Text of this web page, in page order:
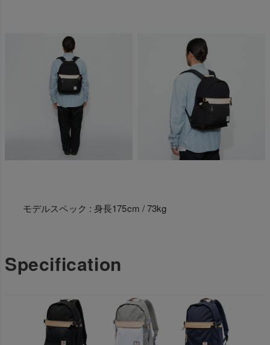
モデルスペック : 身長175cm / 73kg
Specification